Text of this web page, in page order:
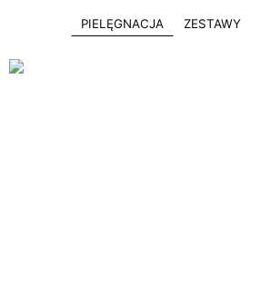
PIELĘGNACJA ZESTAWY